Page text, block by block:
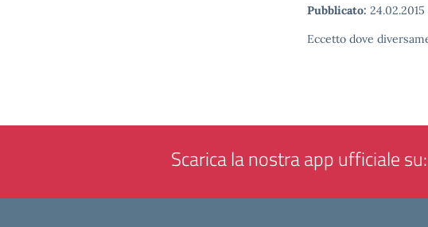
Pubblicato: 24.02.2015
Eccetto dove
Scarica la nostra app ufficiale su: